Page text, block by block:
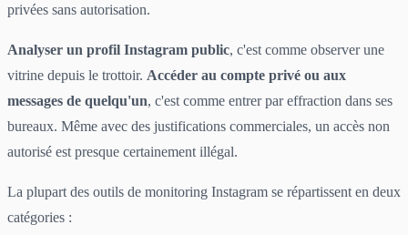
privées sans autorisation.
Analyser un profil Instagram public, c'est comme observer une
vitrine depuis le trottoir. Accéder au compte privé ou aux
messages de quelqu'un, c'est comme entrer par effraction dans ses
bureaux. Même avec des justifications commerciales, un accès non
autorisé est presque certainement illégal.
La plupart des outils de monitoring Instagram se répartissent en deux
catégories :